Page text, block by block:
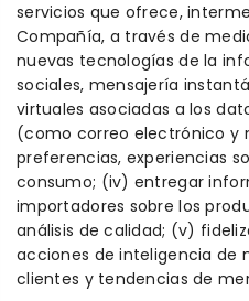
servicios que ofrece,
Compañía, a través de
nuevas tecnologías de la
sociales, mensajería
virtuales asociadas a los
(como correo electrónico y
preferencias, experiencias
consumo; (iv) entregar
importadores sobre los
análisis de calidad; (v)
acciones de inteligencia de
clientes y tendencias de